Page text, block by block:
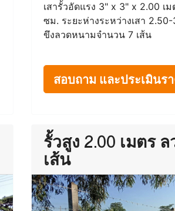
เสารั้วอัดแรง 3" x 3" x 2.00 เ
ซม. ระยะห่างระหว่างเสา 2.50-
ขึงลวดหนามจำนวน 7 เส้น
สอบถาม และประเมินร
รั้วสูง 2.00 เมตร
เส้น